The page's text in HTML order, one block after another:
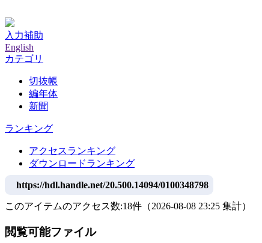
入力補助
English
カテゴリ
切抜帳
編年体
新聞
ランキング
アクセスランキング
ダウンロードランキング
https://hdl.handle.net/20.500.14094/0100348798
このアイテムのアクセス数:18件 （2026-08-08 23:25 集計）
閲覧可能ファイル